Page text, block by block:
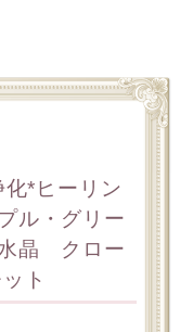
化*ヒーリン
ル・グリー
晶 クロー
ト